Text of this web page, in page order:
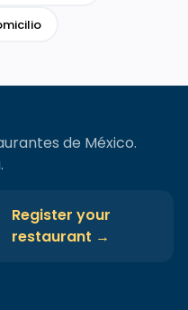
de México.
Register your
restaurant →